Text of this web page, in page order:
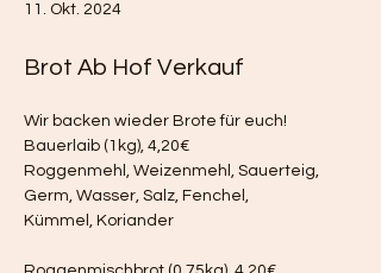
11. Okt. 2024
Brot Ab Hof Verkauf
Wir backen wieder Brote für euch!
Bauerlaib (1kg), 4,20€
Roggenmehl, Weizenmehl, Sauerteig,
Germ, Wasser, Salz, Fenchel,
Kümmel, Koriander